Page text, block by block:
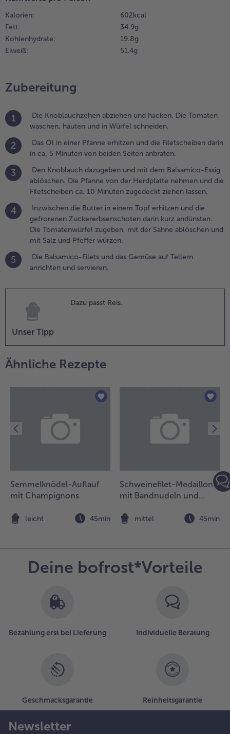
Weiterempfehlen &
die Butter
einem Topf
kurz andünsten.
Tomatenwürfel
mit der
ablöschen und
Salz und Pfeffer
Kalorien:
602 kcal
Fett:
34.9 g
Kohlenhydrate:
19.8 g
Eiweiß:
51.4 g
Zubereitung
1
Die Knoblauchzehen abziehen und hacken. Die Tomaten
waschen, häuten und in Würfel schneiden.
2
Das Öl in einer Pfanne erhitzen und die Filetscheiben darin
in ca. 5 Minuten von beiden Seiten anbraten.
3
Den Knoblauch dazugeben und mit dem Balsamico-Essig
ablöschen. Die Pfanne von der Herdplatte nehmen und die
Filetscheiben ca. 10 Minuten zugedeckt ziehen lassen.
4
Inzwischen die Butter in einem Topf erhitzen und die
gefrorenen Zuckererbsenschoten darin kurz andünsten.
Die Tomatenwürfel zugeben, mit der Sahne ablöschen und
mit Salz und Pfeffer würzen.
5
Die Balsamico-Filets und das Gemüse auf Tellern
anrichten und servieren.
Unser Tipp
Dazu passt Reis.
Ähnliche Rezepte
Semmelknödel-Auflauf
mit Champignons
leicht 45min
Schweinefilet-Medaillons
mit Bandnudeln und
mittel 45min
Deine bofrost*Vorteile
Bezahlung erst bei Lieferung Individuelle Beratung
Geschmacksgarantie Reinheitsgarantie
Newsletter